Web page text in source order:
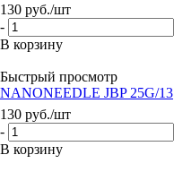
130 руб./шт
-
В корзину
Быстрый просмотр
NANONEEDLE JBP 25G/13
130 руб./шт
-
В корзину